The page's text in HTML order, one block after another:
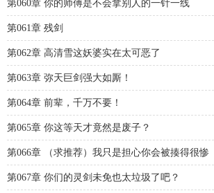
第060章 你的师傅是不会拿别人的一针一线
第061章 残剑
第062章 高清雪这妖婆实在太可恶了
第063章 弥天巨剑强大如厮！
第064章 前辈，千万不要！
第065章 你这等天才竟然是废子？
第066章 （求推荐）我只是担心你会被揍得很惨
第067章 你们的灵剑未免也太垃圾了吧？